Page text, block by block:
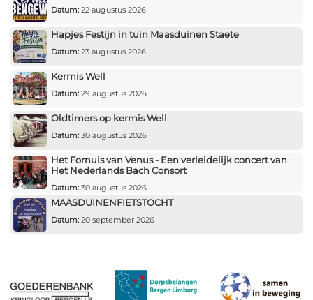
Datum: 22 augustus 2026
Hapjes Festijn in tuin Maasduinen Staete
Datum: 23 augustus 2026
Kermis Well
Datum: 29 augustus 2026
Oldtimers op kermis Well
Datum: 30 augustus 2026
Het Fornuis van Venus - Een verleidelijk concert van
Het Nederlands Bach Consort
Datum: 30 augustus 2026
MAASDUINENFIETSTOCHT
Datum: 20 september 2026